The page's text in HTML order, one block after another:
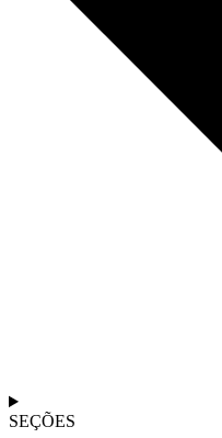
SEÇÕES